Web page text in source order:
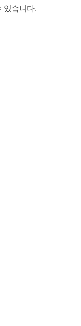
있습니다.